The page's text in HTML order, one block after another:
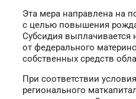
Эта мера направлена на
с целью повышения
Субсидия выплачивается
от федерального
собственных средств
При соответствии
регионального